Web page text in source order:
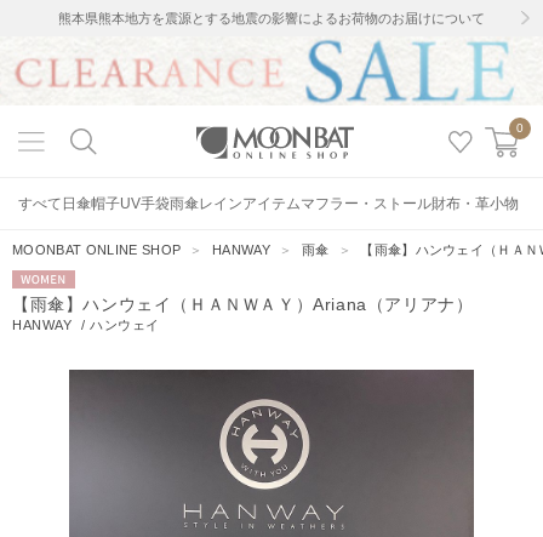
熊本県熊本地方を震源とする地震の影響によるお荷物のお届けについて
0
すべて 日傘帽子UV手袋雨傘レインアイテムマフラー・ストール財布・革小物
MOONBAT ONLINE SHOP ＞ HANWAY ＞ 雨傘 ＞ 【雨傘】ハンウェイ（ＨＡ
WOMEN
【雨傘】ハンウェイ（ＨＡＮＷＡＹ）Ariana（アリアナ）
HANWAY /ハンウェイ